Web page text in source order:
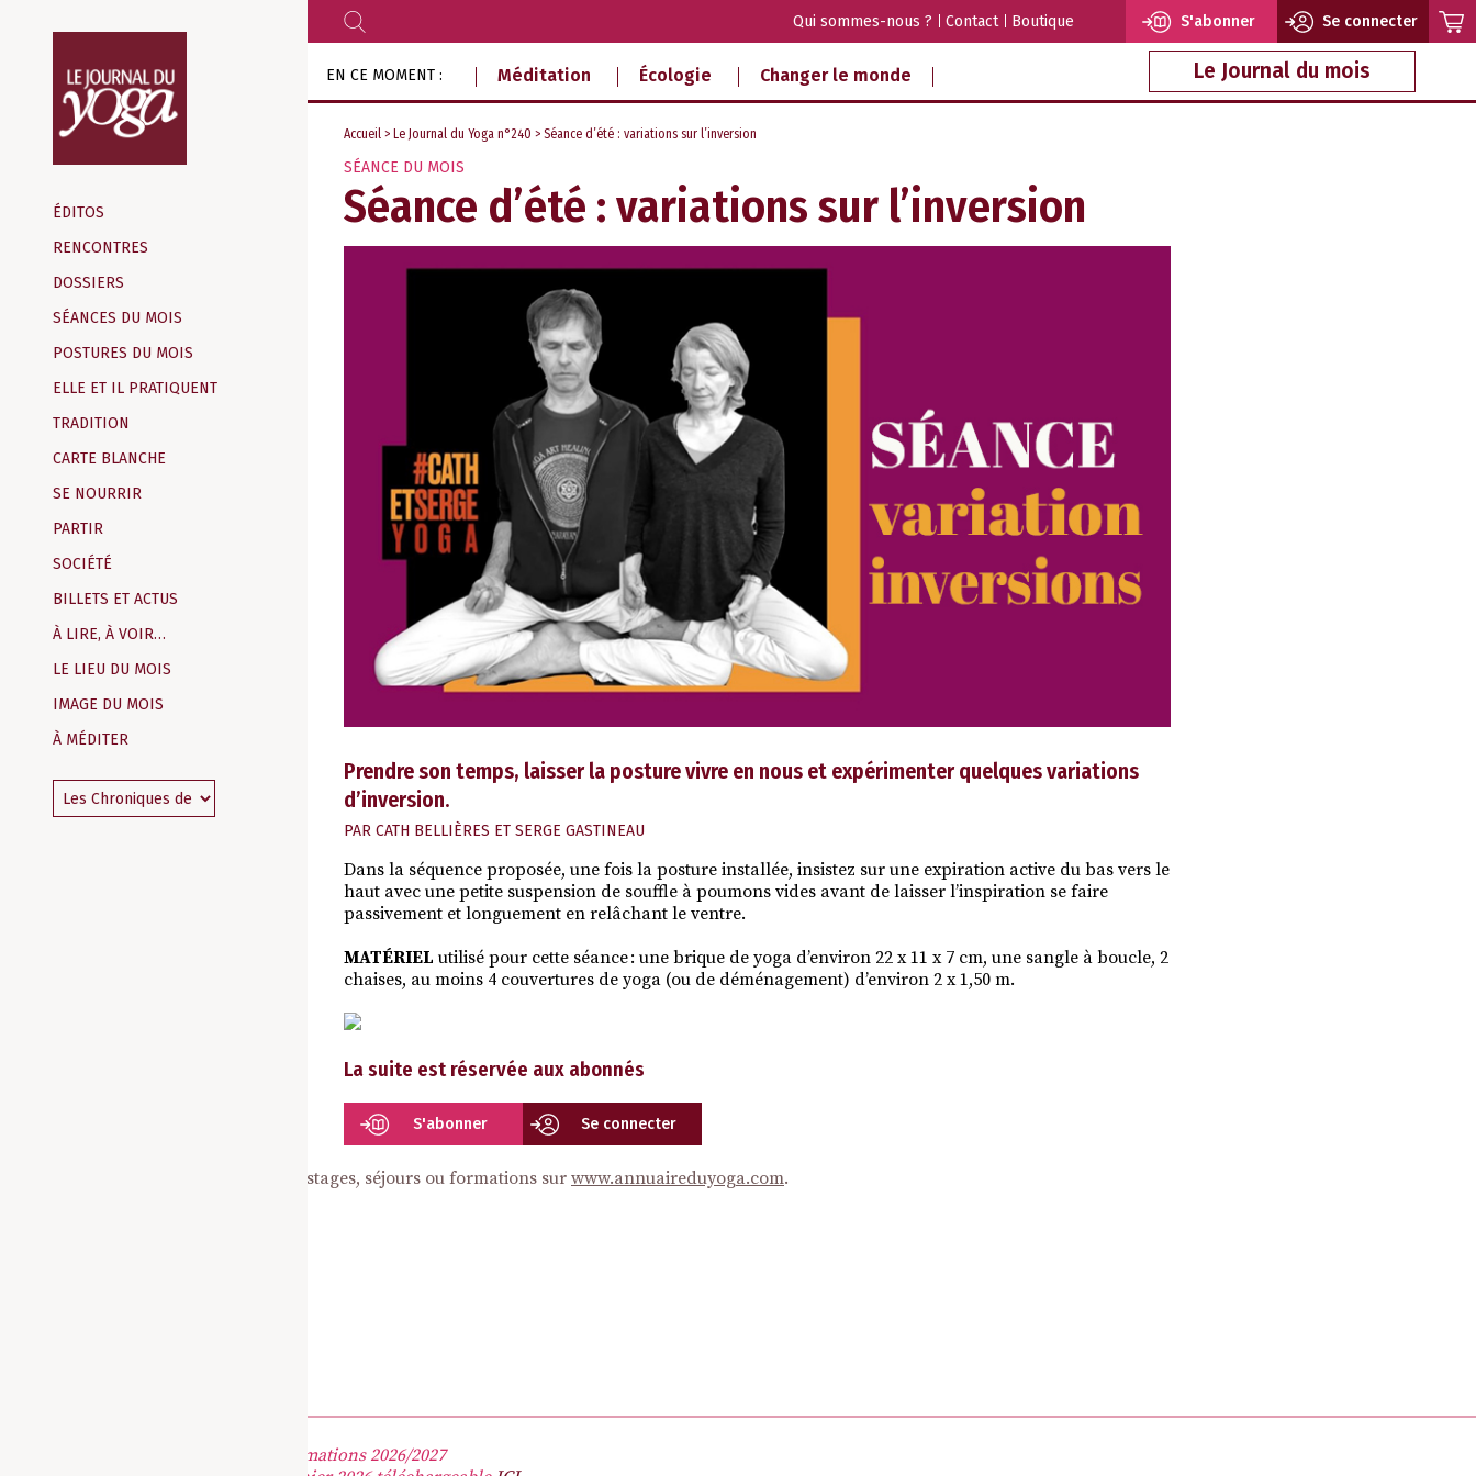
d‘information
indépendant
ÉDITOS
RENCONTRES
DOSSIERS
SÉANCES DU MOIS
POSTURES DU MOIS
ELLE ET IL PRATIQUENT
TRADITION
CARTE BLANCHE
SE NOURRIR
PARTIR
SOCIÉTÉ
BILLETS ET ACTUS
À LIRE, À VOIR…
LE LIEU DU MOIS
IMAGE DU MOIS
À MÉDITER
RECHERCHER Qui sommes-nous ? Contact Boutique S'abonner Se connecter
EN CE MOMENT : Méditation Écologie Changer le monde Le Journal du mois
Accueil > Le Journal du Yoga n°240 > Séance d’été : variations sur l’inversion
SÉANCE DU MOIS
Séance d’été : variations sur l’inversion
Prendre son temps, laisser la posture vivre en nous et expérimenter quelques variations
d’inversion.
PAR CATH BELLIÈRES ET SERGE GASTINEAU
Dans la séquence proposée, une fois la posture installée, insistez sur une expiration active du bas vers le
haut avec une petite suspension de souffle à poumons vides avant de laisser l’inspiration se faire
passivement et longuement en relâchant le ventre.
MATÉRIEL utilisé pour cette séance : une brique de yoga d’environ 22 x 11 x 7 cm, une sangle à boucle, 2
chaises, au moins 4 couvertures de yoga (ou de déménagement) d’environ 2 x 1,50 m.
La suite est réservée aux abonnés
S'abonner Se connecter
Découvrez les annonces de cours, stages, séjours ou formations sur www.annuaireduyoga.com.
Retrouvez les stages, séjours et formations 2026/2027